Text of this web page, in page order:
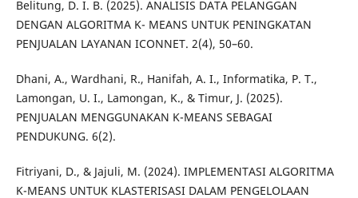
Belitung, D. I. B. (2025). ANALISIS DATA PELANGGAN
DENGAN ALGORITMA K- MEANS UNTUK PENINGKATAN
PENJUALAN LAYANAN ICONNET. 2(4), 50–60.
Dhani, A., Wardhani, R., Hanifah, A. I., Informatika, P. T.,
Lamongan, U. I., Lamongan, K., & Timur, J. (2025).
PENJUALAN MENGGUNAKAN K-MEANS SEBAGAI
PENDUKUNG. 6(2).
Fitriyani, D., & Jajuli, M. (2024). IMPLEMENTASI ALGORITMA
K-MEANS UNTUK KLASTERISASI DALAM PENGELOLAAN